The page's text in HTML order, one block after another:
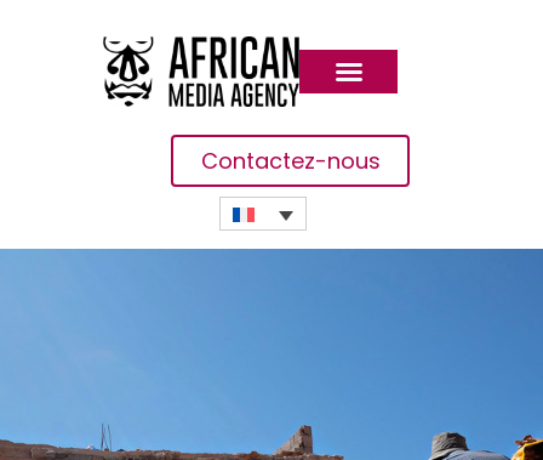
Contactez-nous